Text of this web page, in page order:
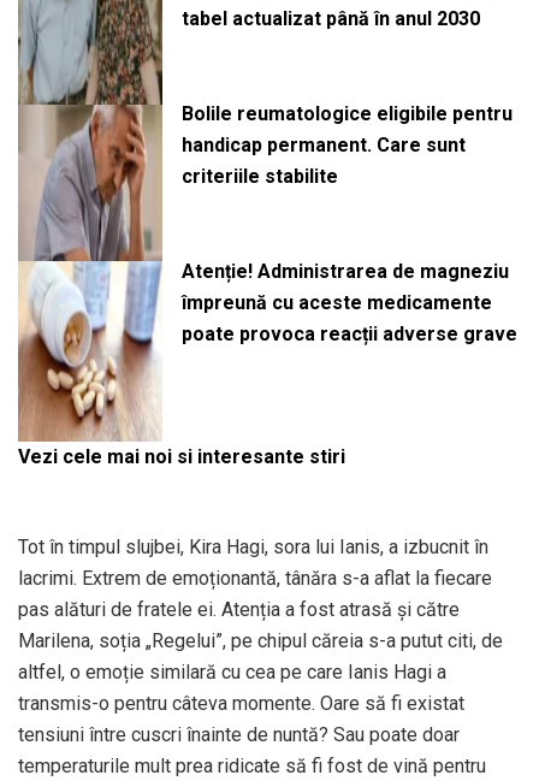
tabel actualizat până în anul 2030
Bolile reumatologice eligibile pentru
handicap permanent. Care sunt
criteriile stabilite
Atenție! Administrarea de magneziu
împreună cu aceste medicamente
poate provoca reacții adverse grave
Vezi cele mai noi si interesante stiri
Tot în timpul slujbei, Kira Hagi, sora lui Ianis, a izbucnit în
lacrimi. Extrem de emoționantă, tânăra s-a aflat la fiecare
pas alături de fratele ei. Atenția a fost atrasă și către
Marilena, soția „Regelui”, pe chipul căreia s-a putut citi, de
altfel, o emoție similară cu cea pe care Ianis Hagi a
transmis-o pentru câteva momente. Oare să fi existat
tensiuni între cuscri înainte de nuntă? Sau poate doar
temperaturile mult prea ridicate să fi fost de vină pentru